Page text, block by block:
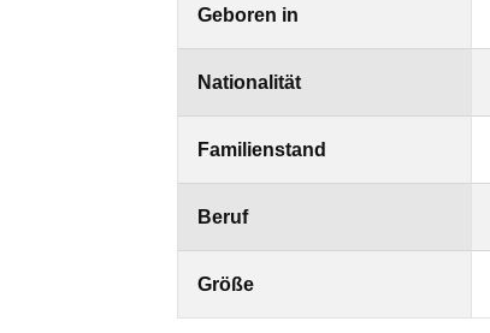
Geboren in
Nationalität
Familienstand
Beruf
Größe